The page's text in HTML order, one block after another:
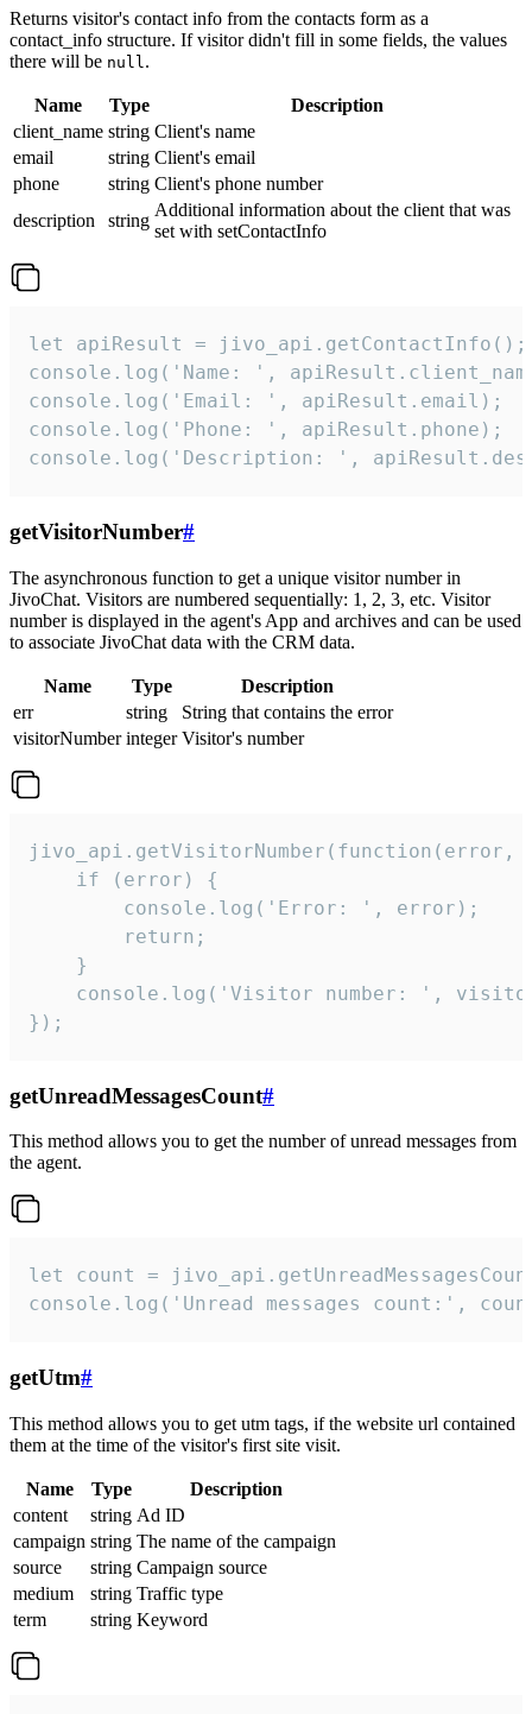
Returns visitor's contact info from the contacts form as a
contact_info structure. If visitor didn't fill in some fields, the values
there will be null.
Name Type
Description
client_name string Client's name
email
string Client's email
phone
string Client's phone number
description
string
Additional information about the client that was
set with setContactInfo
let apiResult = jivo_api.getContactInfo();
console.log('Name: ',
console.log('Email: ', apiResult.email);
console.log('Phone: ', apiResult.phone);
console.log('Description: ',
getVisitorNumber#
The asynchronous function to get a unique visitor number in
JivoChat. Visitors are numbered sequentially: 1, 2, 3, etc. Visitor
number is displayed in the agent's App and archives and can be used
to associate JivoChat data with the CRM data.
Name Type
Description
err
string
String that contains the error
visitorNumber integer Visitor's number
jivo_api.getVisitorNumber(function(error,
    if (error) {
        console.log('Error: ', error);
        return;
    }
console.log('Visitor number: ',
});
getUnreadMessagesCount#
This method allows you to get the number of unread messages from
the agent.
let count =
console.log('Unread messages count:',
getUtm#
This method allows you to get utm tags, if the website url contained
them at the time of the visitor's first site visit.
Name Type
Description
content
string Ad ID
campaign string The name of the campaign
source
string Campaign source
medium
string Traffic type
term
string Keyword